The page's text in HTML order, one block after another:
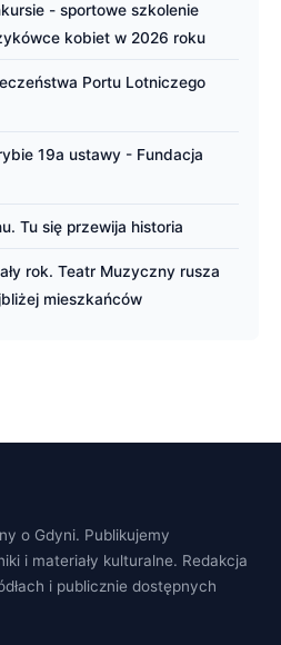
- sportowe szkolenie
kobiet w 2026 roku
Portu Lotniczego
19a ustawy - Fundacja
Tu się przewija historia
rok. Teatr Muzyczny rusza
mieszkańców
o Gdyni. Publikujemy
i materiały kulturalne. Redakcja
i publicznie dostępnych